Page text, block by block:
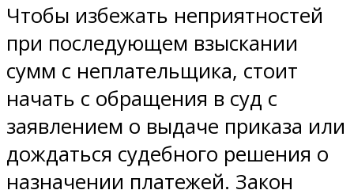
Чтобы избежать неприятностей
при последующем взыскании
сумм с неплательщика, стоит
начать с обращения в суд с
заявлением о выдаче приказа или
дождаться судебного решения о
назначении платежей. Закон